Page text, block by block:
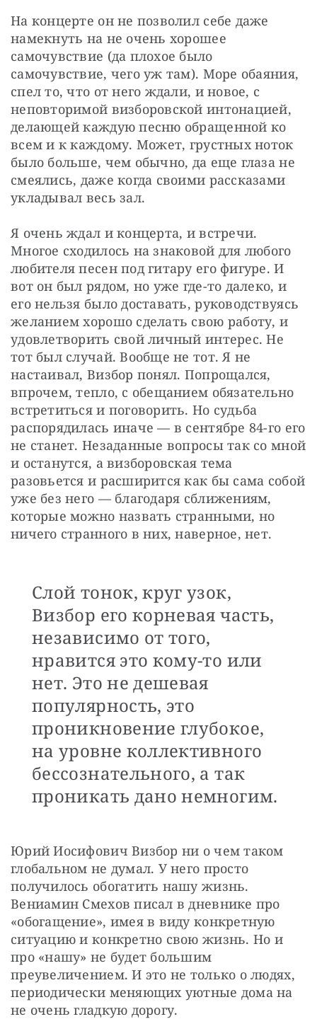
На концерте он не позволил себе даже
намекнуть на не очень хорошее
самочувствие (да плохое было
самочувствие, чего уж там). Море обаяния,
спел то, что от него ждали, и новое, с
неповторимой визборовской интонацией,
делающей каждую песню обращенной ко
всем и к каждому. Может, грустных ноток
было больше, чем обычно, да еще глаза не
смеялись, даже когда своими рассказами
укладывал весь зал.
Я очень ждал и концерта, и встречи.
Многое сходилось на знаковой для любого
любителя песен под гитару его фигуре. И
вот он был рядом, но уже где-то далеко, и
его нельзя было доставать, руководствуясь
желанием хорошо сделать свою работу, и
удовлетворить свой личный интерес. Не
тот был случай. Вообще не тот. Я не
настаивал, Визбор понял. Попрощался,
впрочем, тепло, с обещанием обязательно
встретиться и поговорить. Но судьба
распорядилась иначе — в сентябре 84-го его
не станет. Незаданные вопросы так со мной
и останутся, а визборовская тема
разовьется и расширится как бы сама собой
уже без него — благодаря сближениям,
которые можно назвать странными, но
ничего странного в них, наверное, нет.
Слой тонок, круг узок,
Визбор его корневая часть,
независимо от того,
нравится это кому-то или
нет. Это не дешевая
популярность, это
проникновение глубокое,
на уровне коллективного
бессознательного, а так
проникать дано немногим.
Юрий Иосифович Визбор ни о чем таком
глобальном не думал. У него просто
получилось обогатить нашу жизнь.
Вениамин Смехов писал в дневнике про
«обогащение», имея в виду конкретную
ситуацию и конкретно свою жизнь. Но и
про «нашу» не будет большим
преувеличением. И это не только о людях,
периодически меняющих уютные дома на
не очень гладкую дорогу.